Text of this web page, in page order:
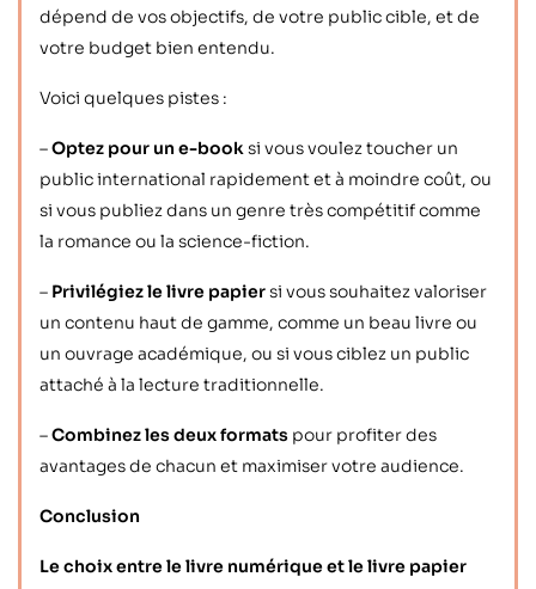
dépend de vos objectifs, de votre public cible, et de
votre budget bien entendu.
Voici quelques pistes :
–Optez pour un e-booksi vous voulez toucher un
public international rapidement et à moindre coût, ou
si vous publiez dans un genre très compétitif comme
la romance ou la science-fiction.
– Privilégiez le livre papiersi vous souhaitez valoriser
un contenu haut de gamme, comme un beau livre ou
un ouvrage académique, ou si vous ciblez un public
attaché à la lecture traditionnelle.
–Combinez les deux formats pour profiter des
avantages de chacun et maximiser votre audience.
Conclusion
Le choix entre le livre numérique et le livre papier